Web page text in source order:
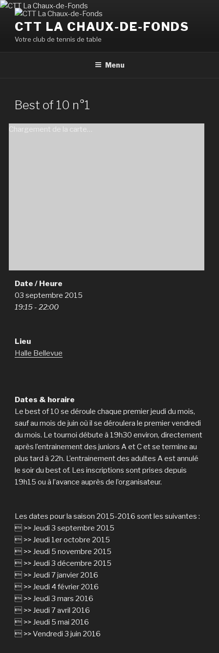
Aller
contenu
principal
CTT LA CHAUX-DE-FONDS
Votre club de tennis de table
Menu
Best of 10 n°1
Chargement de la carte…
Date / Heure
03 septembre 2015
19:15 - 22:00
Lieu
Halle Bellevue
Dates & horaire
Le best of 10 se déroule chaque premier jeudi du mois,
sauf au mois de juin où il se déroulera le premier vendredi
du mois. Le tournoi débute à 19h30 environ, directement
après l’entrainement des juniors A et C et se termine au
plus tard à 22h. L’entrainement des adultes A est annulé
le soir du best of. Les inscriptions sont prises depuis
19h15 ou à l’avance auprès de l’organisateur.
Les dates pour la saison 2015-2016 sont les suivantes :
 >> Jeudi 3 septembre 2015
 >> Jeudi 1er octobre 2015
 >> Jeudi 5 novembre 2015
 >> Jeudi 3 décembre 2015
 >> Jeudi 7 janvier 2016
 >> Jeudi 4 février 2016
 >> Jeudi 3 mars 2016
 >> Jeudi 7 avril 2016
 >> Jeudi 5 mai 2016
 >> Vendredi 3 juin 2016